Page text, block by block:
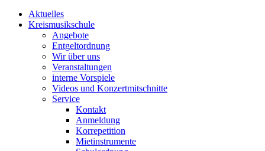
Aktuelles
Kreismusikschule
Angebote
Entgeltordnung
Wir über uns
Veranstaltungen
interne Vorspiele
Videos und Konzertmitschnitte
Service
Kontakt
Anmeldung
Korrepetition
Mietinstrumente